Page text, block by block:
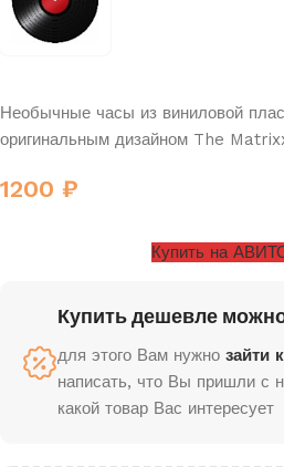
Необычные часы из виниловой
оригинальным дизайном The
1200 ₽
Купить на
Купить дешевле
для этого Вам нужно зайти
написать, что Вы пришли с
какой товар Вас интересует